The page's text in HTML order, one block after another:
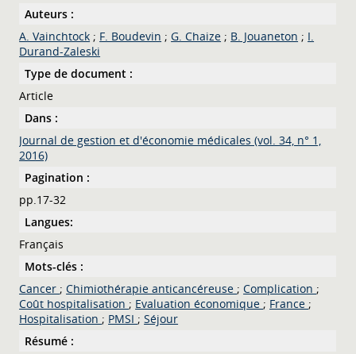
Auteurs :
A. Vainchtock ; F. Boudevin ;G. Chaize ; B. Jouaneton ; I.
Durand-Zaleski
Type de document :
Article
Dans :
Journal de gestion et d'économie médicales (vol. 34, n° 1,
2016)
Pagination :
pp.17-32
Langues:
Français
Mots-clés :
Cancer ; Chimiothérapie anticancéreuse ; Complication ;
Coût hospitalisation ; Evaluation économique ; France ;
Hospitalisation ; PMSI ; Séjour
Résumé :